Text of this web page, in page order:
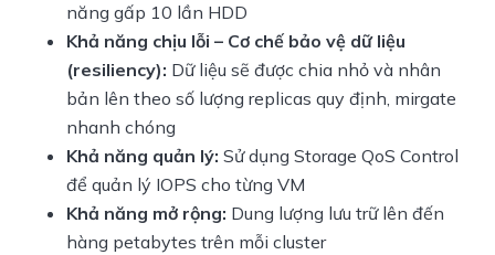
năng gấp 10 lần HDD
Khả năng chịu lỗi – Cơ chế bảo vệ dữ liệu
(resiliency): Dữ liệu sẽ được chia nhỏ và nhân
bản lên theo số lượng replicas quy định, mirgate
nhanh chóng
Khả năng quản lý: Sử dụng Storage QoS Control
để quản lý IOPS cho từng VM
Khả năng mở rộng: Dung lượng lưu trữ lên đến
hàng petabytes trên mỗi cluster